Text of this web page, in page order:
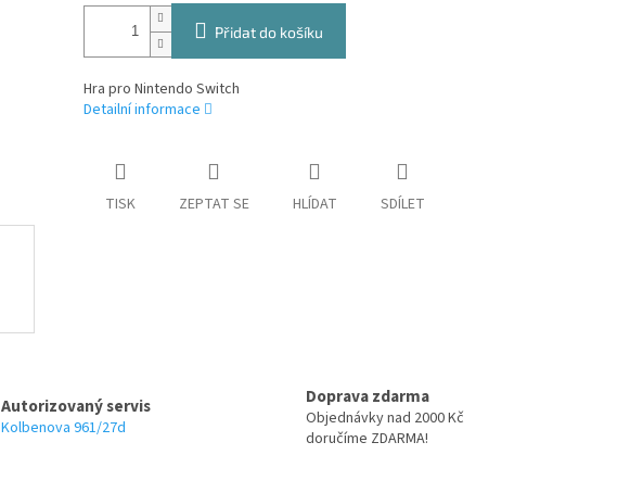
Přidat do košíku
Hra pro Nintendo Switch
Detailní informace
TISK ZEPTAT SE HLÍDAT SDÍLET
Autorizovaný servis
Kolbenova 961/27d
Doprava zdarma
Objednávky nad 2000 Kč
doručíme ZDARMA!